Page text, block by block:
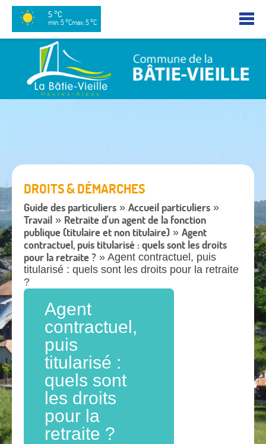
5 °C
min: 5 °Cmax: 5 °C
DROITS & DÉMARCHES
Guide des particuliers » Accueil particuliers »
Travail » Retraite d'un agent de la fonction
publique (titulaire et non titulaire) » Agent
contractuel, puis titularisé : quels sont les droits
pour la retraite ? » Agent contractuel, puis
titularisé : quels sont les droits pour la retraite
?
Agent
contractuel,
puis
titularisé :
quels sont
les droits
pour la
retraite ?